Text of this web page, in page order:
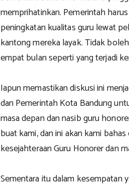
memprihatinkan. Pemerintah
peningkatan kualitas guru lewat
kantong mereka layak. Tidak
empat bulan seperti yang terjadi
Iapun memastikan diskusi ini
dan Pemerintah Kota Bandung
masa depan dan nasib guru
buat kami, dan ini akan kami
kesejahteraan Guru Honorer dan
Sementara itu dalam kesempatan